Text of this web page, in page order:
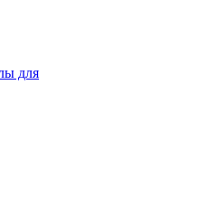
для